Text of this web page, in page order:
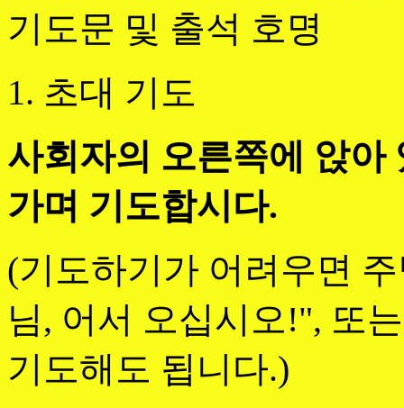
기도문 및 출석 호명
1. 초대 기도
사회자의 오른쪽에 앉아
가며 기도합시다.
(기도하기가 어려우면
님, 어서 오십시오!", 또
기도해도 됩니다.)